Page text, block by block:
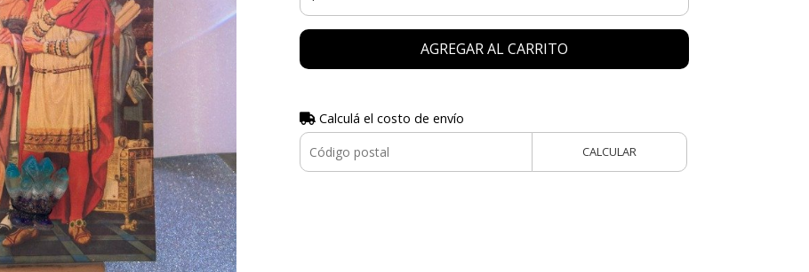
AGREGAR AL CARRITO
Calculá el costo de envío
CALCULAR